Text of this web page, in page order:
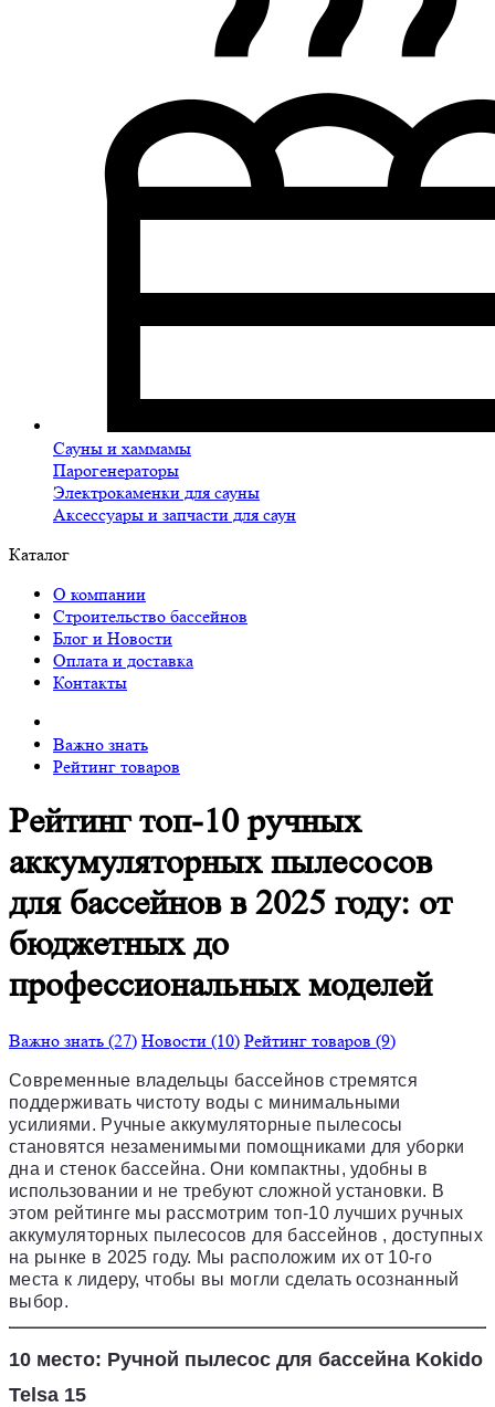
Сауны и хаммамы
Парогенераторы
Электрокаменки для сауны
Аксессуары и запчасти для саун
Каталог
О компании
Строительство бассейнов
Блог и Новости
Оплата и доставка
Контакты
Важно знать
Рейтинг товаров
Рейтинг топ-10 ручных
аккумуляторных пылесосов
для бассейнов в 2025 году: от
бюджетных до
профессиональных моделей
Важно знать (27) Новости (10) Рейтинг товаров (9)
Современные владельцы бассейнов стремятся
поддерживать чистоту воды с минимальными
усилиями. Ручные аккумуляторные пылесосы
становятся незаменимыми помощниками для уборки
дна и стенок бассейна. Они компактны, удобны в
использовании и не требуют сложной установки. В
этом рейтинге мы рассмотрим топ-10 лучших ручных
аккумуляторных пылесосов для бассейнов , доступных
на рынке в 2025 году. Мы расположим их от 10-го
места к лидеру, чтобы вы могли сделать осознанный
выбор.
10 место: Ручной пылесос для бассейна Kokido
Telsa 15